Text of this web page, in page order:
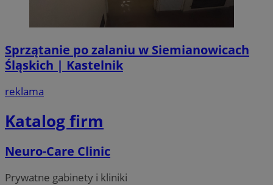
Sprzątanie po zalaniu w Siemianowicach
Śląskich | Kastelnik
reklama
Katalog firm
Neuro-Care Clinic
Prywatne gabinety i kliniki